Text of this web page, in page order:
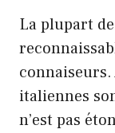
La plupart
connaiseurs.
italiennes
n’est pas